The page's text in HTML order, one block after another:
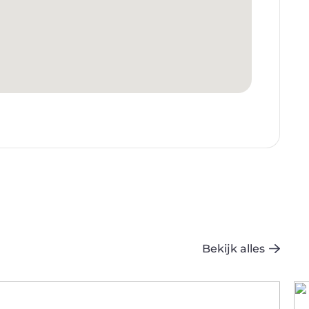
Bekijk alles